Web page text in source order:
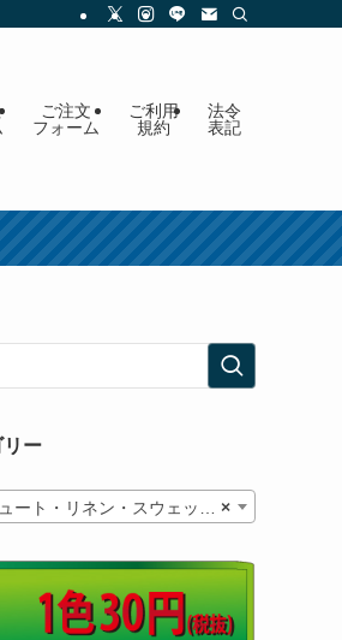
ご注文
フォーム
ご利用
規約
法令
表記
ー
×
ト・リネン・スウェット）